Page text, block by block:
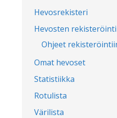
Hevosrekisteri
Hevosten rekisteröinti
Ohjeet
Omat hevoset
Statistiikka
Rotulista
Värilista